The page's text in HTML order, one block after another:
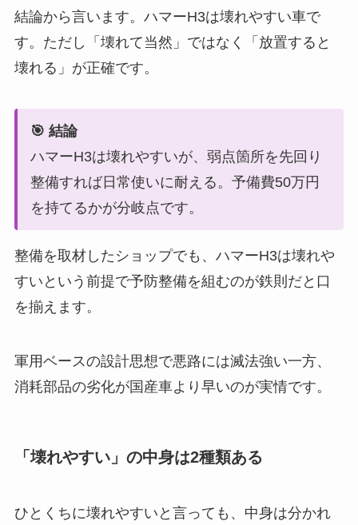
結論から言います。ハマーH3は壊れやすい車で
す。ただし「壊れて当然」ではなく「放置すると
壊れる」が正確です。
🎯 結論
ハマーH3は壊れやすいが、弱点箇所を先回り
整備すれば日常使いに耐える。予備費50万円
を持てるかが分岐点です。
整備を取材したショップでも、ハマーH3は壊れや
すいという前提で予防整備を組むのが鉄則だと口
を揃えます。
軍用ベースの設計思想で悪路には滅法強い一方、
消耗部品の劣化が国産車より早いのが実情です。
「壊れやすい」の中身は2種類ある
ひとくちに壊れやすいと言っても、中身は分かれ